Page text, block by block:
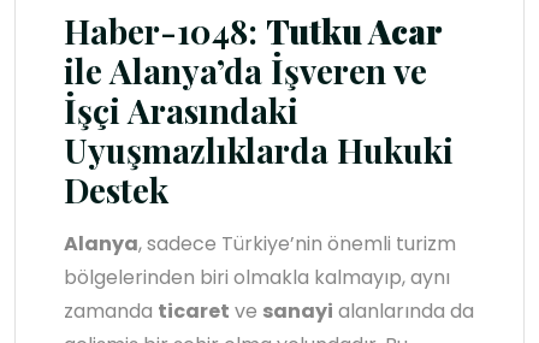
Haber-1048: Tutku Acar
ile Alanya’da İşveren ve
İşçi Arasındaki
Uyuşmazlıklarda Hukuki
Destek
Alanya, sadece Türkiye’nin önemli turizm
bölgelerinden biri olmakla kalmayıp, aynı
zamanda ticaret ve sanayi alanlarında da